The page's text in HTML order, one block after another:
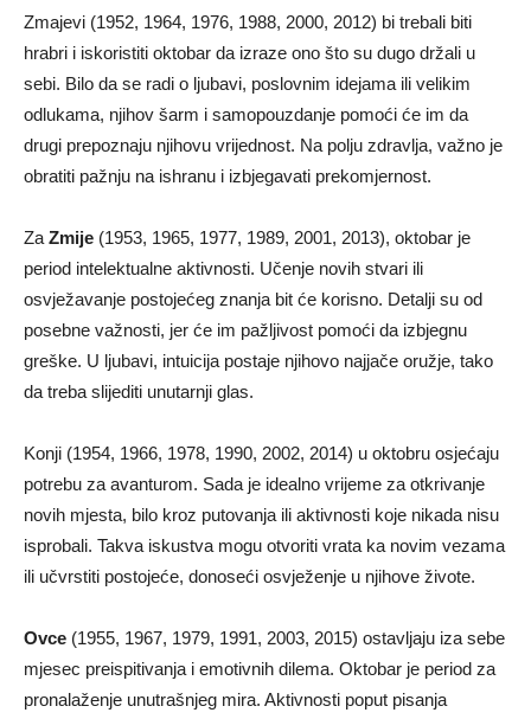
Zmajevi (1952, 1964, 1976, 1988, 2000, 2012) bi trebali biti
hrabri i iskoristiti oktobar da izraze ono što su dugo držali u
sebi. Bilo da se radi o ljubavi, poslovnim idejama ili velikim
odlukama, njihov šarm i samopouzdanje pomoći će im da
drugi prepoznaju njihovu vrijednost. Na polju zdravlja, važno je
obratiti pažnju na ishranu i izbjegavati prekomjernost.
Za Zmije (1953, 1965, 1977, 1989, 2001, 2013), oktobar je
period intelektualne aktivnosti. Učenje novih stvari ili
osvježavanje postojećeg znanja bit će korisno. Detalji su od
posebne važnosti, jer će im pažljivost pomoći da izbjegnu
greške. U ljubavi, intuicija postaje njihovo najjače oružje, tako
da treba slijediti unutarnji glas.
Konji (1954, 1966, 1978, 1990, 2002, 2014) u oktobru osjećaju
potrebu za avanturom. Sada je idealno vrijeme za otkrivanje
novih mjesta, bilo kroz putovanja ili aktivnosti koje nikada nisu
isprobali. Takva iskustva mogu otvoriti vrata ka novim vezama
ili učvrstiti postojeće, donoseći osvježenje u njihove živote.
Ovce (1955, 1967, 1979, 1991, 2003, 2015) ostavljaju iza sebe
mjesec preispitivanja i emotivnih dilema. Oktobar je period za
pronalaženje unutrašnjeg mira. Aktivnosti poput pisanja